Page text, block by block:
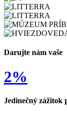
Darujte nám vaše
2%
Jedinečný zážitok